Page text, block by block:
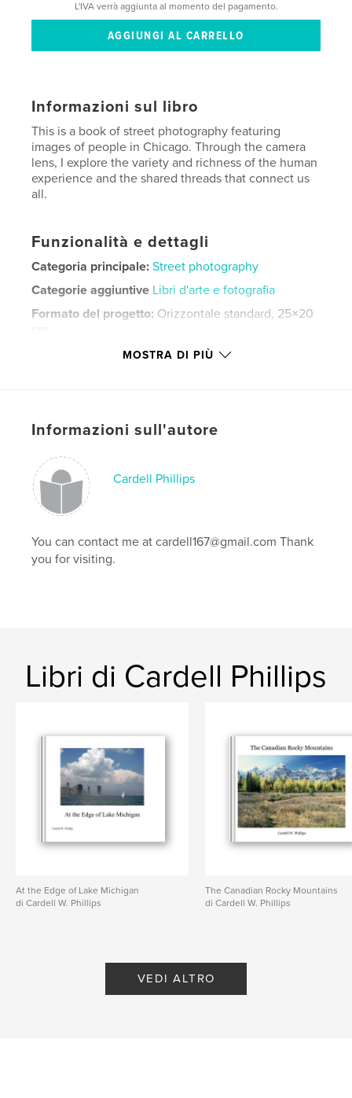
L'IVA verrà aggiunta al momento del pagamento.
Informazioni sul libro
This is a book of street photography featuring
images of people in Chicago. Through the camera
lens, I explore the variety and richness of the human
experience and the shared threads that connect us
all.
Funzionalità e dettagli
Categoria principale: Street photography
Categorie aggiuntive Libri d'arte e fotografia
Formato del progetto: Orizzontale standard, 25×20
chicago , Chicago Downtown ,
MOSTRA DI PIÙ
Informazioni sull'autore
Cardell Phillips
You can contact me at cardell167@gmail.com Thank
you for visiting.
Libri di Cardell Phillips
At the Edge of Lake Michigan
di Cardell W. Phillips
The Canadian Rocky Mountains
di Cardell W. Phillips
VEDI ALTRO